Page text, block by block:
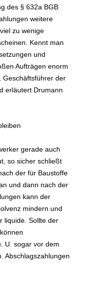
des § 632a BGB
weitere
zu wenige
Kennt man
und
Aufträgen enorm
Geschäftsführer der
erläutert Drumann
gerade auch
so sicher schließt
der für Baustoffe
und dann nach der
kann der
mindern und
liquide. Sollte der
U. sogar vor dem
Abschlagszahlungen